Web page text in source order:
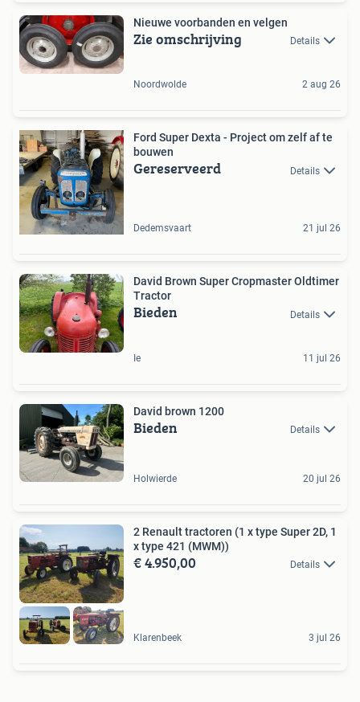
Nieuwe voorbanden en velgen
Zie omschrijving Details
Noordwolde 2 aug 26
Ford Super Dexta - Project om zelf af te
bouwen
Gereserveerd Details
Dedemsvaart 21 jul 26
David Brown Super Cropmaster Oldtimer
Tractor
Bieden Details
Ie 11 jul 26
David brown 1200
Bieden Details
Holwierde 20 jul 26
2 Renault tractoren (1 x type Super 2D, 1
x type 421 (MWM))
€ 4.950,00 Details
Klarenbeek 3 jul 26